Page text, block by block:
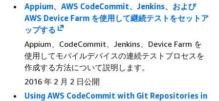
Appium、AWS CodeCommit、Jenkins、および
AWS Device Farm を使用して継続テストをセットア
ップする
Appium、CodeCommit、Jenkins、Device Farm を
使用してモバイルデバイスの連続テストプロセスを
作成する方法について説明します。
2016 年 2 月 2 日公開
Using AWS CodeCommit with Git Repositories in